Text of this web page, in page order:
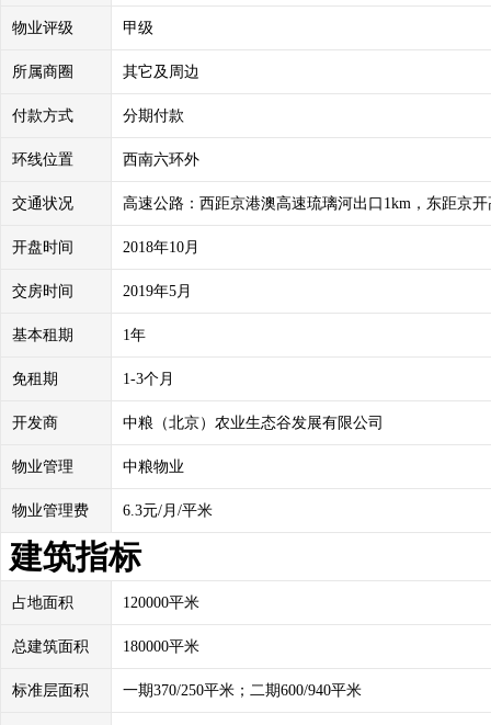
物业评级 甲级
所属商圈 其它及周边
付款方式 分期付款
环线位置 西南六环外
交通状况 高速公路：西距京港澳高速琉璃河出口1km，东距京开
开盘时间 2018年10月
交房时间 2019年5月
基本租期 1年
免租期 1-3个月
开发商 中粮（北京）农业生态谷发展有限公司
物业管理 中粮物业
物业管理费 6.3元/月/平米
建筑指标
占地面积 120000平米
总建筑面积 180000平米
标准层面积 一期370/250平米；二期600/940平米